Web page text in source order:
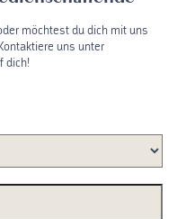
möchtest du dich mit uns
uns unter
dich!